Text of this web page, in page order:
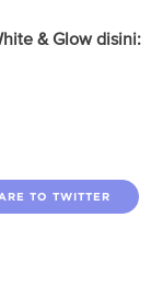
& Glow disini:
TO TWITTER